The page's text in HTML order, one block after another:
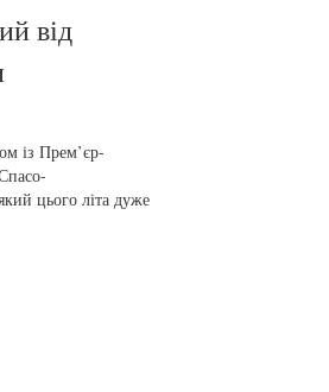
від
із Прем’єр-
цього літа дуже